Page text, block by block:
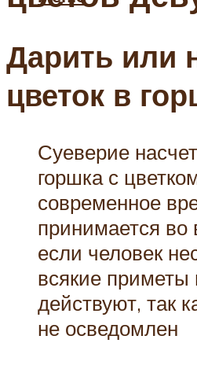
Дарить или
цветок в
Суеверие
горшка с
современное
принимается
если человек
всякие приметы
действуют, так
не осведомлен